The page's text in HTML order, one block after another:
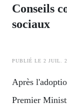
Dossiers
Thématiques
Conseils
sociaux
PUBLIÉ LE 2 JUIL.
Après
Premier